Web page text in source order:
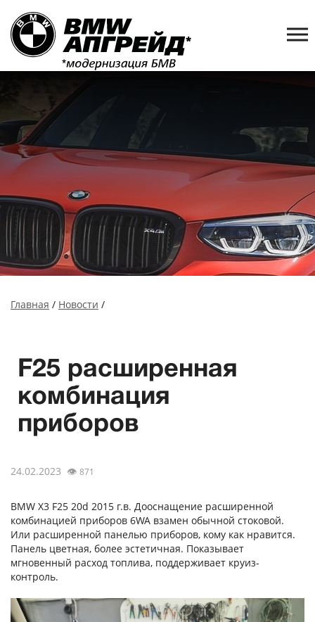
Главная / Новости /
F25 расширенная
комбинация
приборов
24.02.2023 👁 871
BMW X3 F25 20d 2015 г.в. Дооснащение расширенной
комбинацией приборов 6WA взамен обычной стоковой.
Или расширенной панелью приборов, кому как нравится.
Панель цветная, более эстетичная. Показывает
мгновенный расход топлива, поддерживает круиз-
контроль.